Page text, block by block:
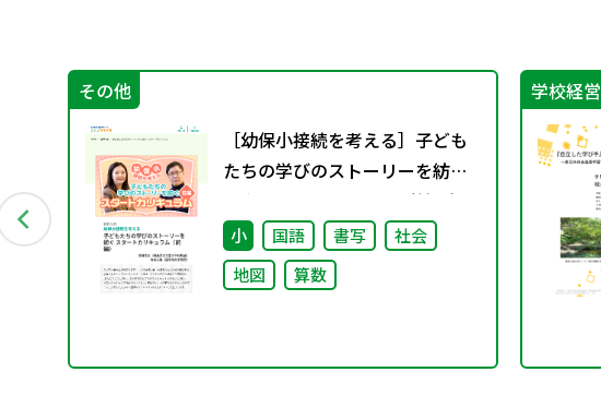
その他
［幼保小接続を考える］子ども
たちの学びのストーリーを紡ぐ
スタートカリキュラム（前編）
小 国語 書写
社会
地図
算数
学校経営